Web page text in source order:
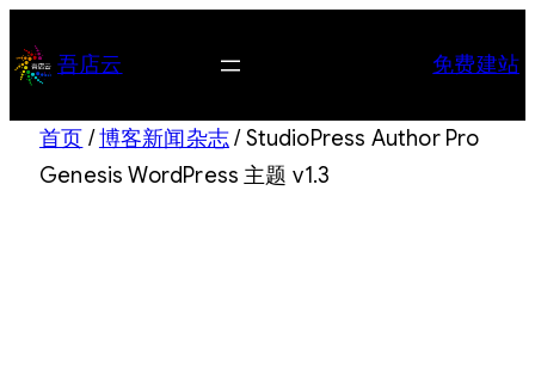
至
吾店云 免费建站
首页 /博客新闻杂志/ StudioPress Author Pro
Genesis WordPress 主题 v1.3